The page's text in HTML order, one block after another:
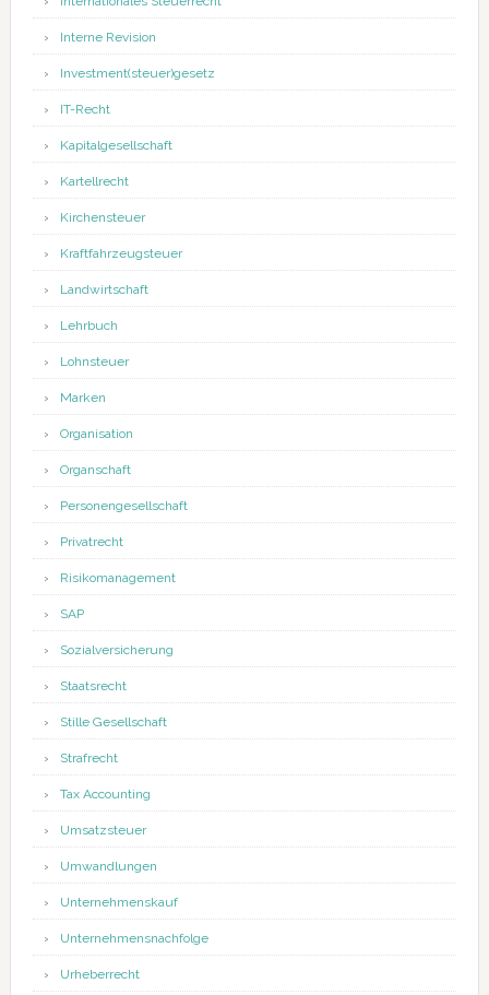
Interne Revision
Investment(steuer)gesetz
IT-Recht
Kapitalgesellschaft
Kartellrecht
Kirchensteuer
Kraftfahrzeugsteuer
Landwirtschaft
Lehrbuch
Lohnsteuer
Marken
Organisation
Organschaft
Personengesellschaft
Privatrecht
Risikomanagement
SAP
Sozialversicherung
Staatsrecht
Stille Gesellschaft
Strafrecht
Tax Accounting
Umsatzsteuer
Umwandlungen
Unternehmenskauf
Unternehmensnachfolge
Urheberrecht